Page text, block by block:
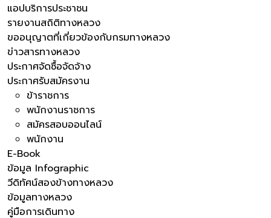
แอปบริการประชาชน
รายงานสถิติทางหลวง
ขออนุญาตที่เกี่ยวข้องกับกรมทางหลวง
ข่าวสารทางหลวง
ประกาศจัดซื้อจัดจ้าง
ประกาศรับสมัครงาน
ข้าราชการ
พนักงานราชการ
สมัครสอบออนไลน์
พนักงาน
E-Book
ข้อมูล Infographic
วีดิทัศน์สองข้างทางหลวง
ข้อมูลทางหลวง
คู่มือการเดินทาง